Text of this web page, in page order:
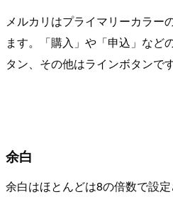
メルカリはプライマリーカラー
ます。「購入」や「申込」など
タン、その他はラインボタンです
余白
余白はほとんどは8の倍数で設定